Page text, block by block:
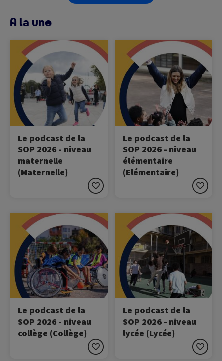
A la une
Image
Le podcast de la
SOP 2026 - niveau
maternelle
(Maternelle)
Ecoutez le podcast de la
Image
Le podcast de la
SOP 2026 - niveau
élémentaire
(Elémentaire)
Ecoutez le podcast de la
SOP !
Image
Le podcast de la
SOP 2026 - niveau
collège (Collège)
Ecoutez le podcast de la
SOP !
Image
Le podcast de la
SOP 2026 - niveau
lycée (Lycée)
Ecoutez le podcast de la
SOP !